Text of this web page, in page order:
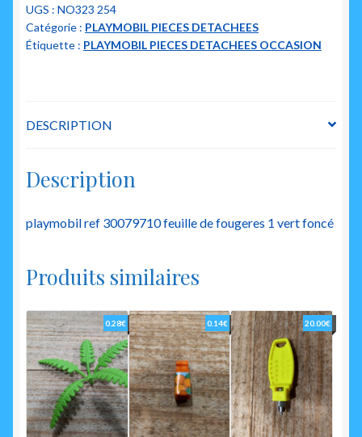
feuille
de
fougeres
UGS : NO323 254
Catégorie : PLAYMOBIL PIECES DETACHEES
Étiquette : PLAYMOBIL PIECES DETACHEES OCCASION
DESCRIPTION
Description
playmobil ref 30079710 feuille de fougeres 1 vert foncé
Produits similaires
0.28€ 0.14€ 20.00€